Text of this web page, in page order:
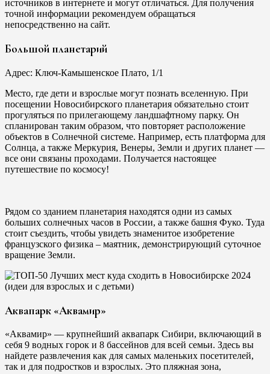
источников в интернете и могут отличаться. Для получения
точной информации рекомендуем обращаться
непосредственно на сайт.
Большой планетарий
Адрес: Ключ-Камышенское Плато, 1/1
Место, где дети и взрослые могут познать вселенную. При
посещении Новосибирского планетария обязательно стоит
прогуляться по прилегающему ландшафтному парку. Он
спланирован таким образом, что повторяет расположение
объектов в Солнечной системе. Например, есть платформа для
Солнца, а также Меркурия, Венеры, Земли и других планет —
все они связаны проходами. Получается настоящее
путешествие по космосу!
Рядом со зданием планетария находятся одни из самых
больших солнечных часов в России, а также башня Фуко. Туда
стоит съездить, чтобы увидеть знаменитое изобретение
французского физика – маятник, демонстрирующий суточное
вращение Земли.
Аквапарк «Аквамир»
«Аквамир» — крупнейший аквапарк Сибири, включающий в
себя 9 водных горок и 8 бассейнов для всей семьи. Здесь вы
найдете развлечения как для самых маленьких посетителей,
так и для подростков и взрослых. Это пляжная зона,